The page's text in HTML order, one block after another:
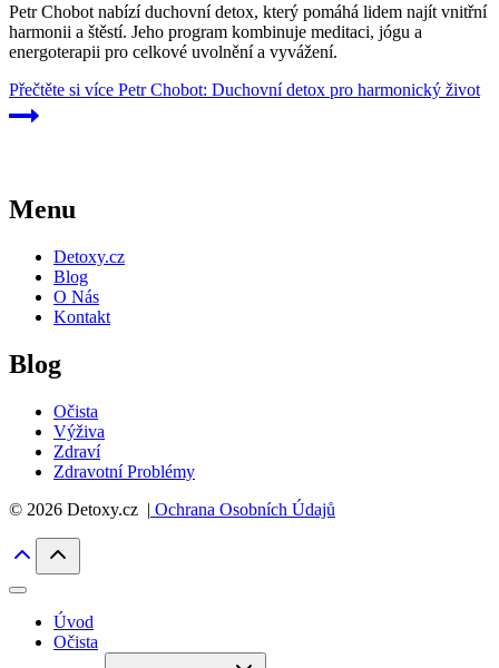
Petr Chobot nabízí duchovní detox, který pomáhá lidem najít vnitřní
harmonii a štěstí. Jeho program kombinuje meditaci, jógu a
energoterapii pro celkové uvolnění a vyvážení.
Přečtěte si více Petr Chobot: Duchovní detox pro harmonický život
Menu
Detoxy.cz
Blog
O Nás
Kontakt
Blog
Očista
Výživa
Zdraví
Zdravotní Problémy
© 2026 Detoxy.cz | Ochrana Osobních Údajů
Úvod
Očista